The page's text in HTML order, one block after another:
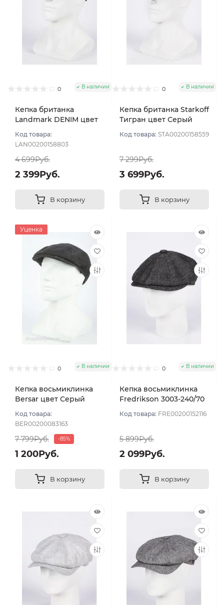
0 В наличии
Кепка британка
Landmark DENIM цвет
Код товара:
LAN00200158803
4 699Руб.
2 399Руб.
В корзину
0 В наличии
Кепка британка Starkoff
Тигран цвет Серый
Код товара: STA00200158559
7 299Руб.
3 699Руб.
В корзину
Уценка
0 В наличии
Кепка восьмиклинка
Bersar цвет Серый
Код товара:
BER00200083163
7 799Руб. -85%
1 200Руб.
В корзину
0 В наличии
Кепка восьмиклинка
Fredrikson 3003-240/70
Код товара: FRE00200152116
5 899Руб.
2 099Руб.
В корзину